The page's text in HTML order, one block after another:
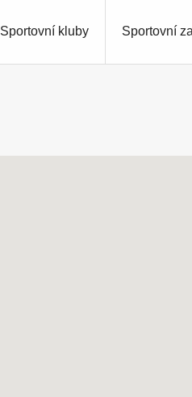
Sportovní kluby Sportovní